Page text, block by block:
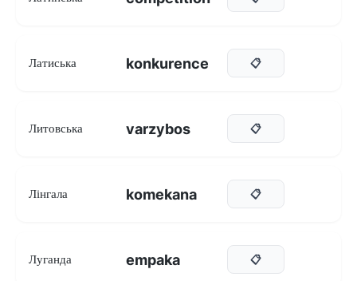
Латиська konkurence 📋
Литовська varzybos 📋
Лінгала komekana 📋
Луганда empaka 📋